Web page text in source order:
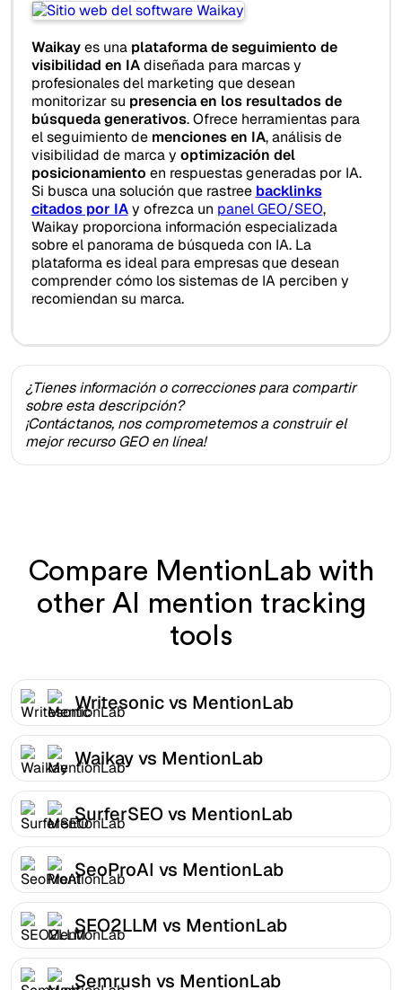
Waikayes una plataforma de seguimiento de
visibilidad en IAdiseñada para marcas y
profesionales del marketing que desean
monitorizar su presencia en los resultados de
búsqueda generativos. Ofrece herramientas para
el seguimiento de menciones en IA, análisis de
visibilidad de marca y optimización del
posicionamiento en respuestas generadas por IA.
Si busca una solución que rastree backlinks
citados por IAy ofrezca un panel GEO/SEO,
Waikay proporciona información especializada
sobre el panorama de búsqueda con IA. La
plataforma es ideal para empresas que desean
comprender cómo los sistemas de IA perciben y
recomiendan su marca.
¿Tienes información o correcciones para compartir
sobre esta descripción?
¡Contáctanos, nos comprometemos a construir el
mejor recurso GEO en línea!
Compare MentionLab with
other AI mention tracking
tools
Writesonic vs MentionLab
Waikay vs MentionLab
SurferSEO vs MentionLab
SeoProAI vs MentionLab
SEO2LLM vs MentionLab
Semrush vs MentionLab